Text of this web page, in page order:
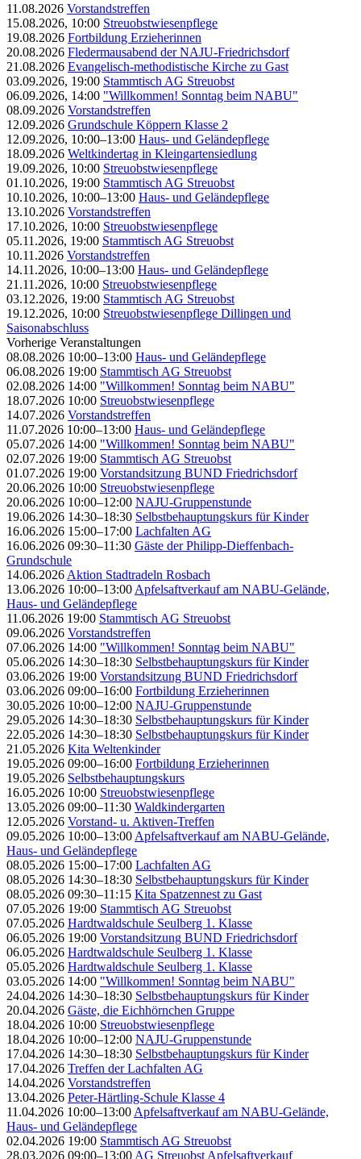
11.08.2026 Vorstandstreffen
15.08.2026, 10:00 Streuobstwiesenpflege
19.08.2026 Fortbildung Erzieherinnen
20.08.2026 Fledermausabend der NAJU-Friedrichsdorf
21.08.2026 Evangelisch-methodistische Kirche zu Gast
03.09.2026, 19:00 Stammtisch AG Streuobst
06.09.2026, 14:00 "Willkommen! Sonntag beim NABU"
08.09.2026 Vorstandstreffen
12.09.2026 Grundschule Köppern Klasse 2
12.09.2026, 10:00–13:00 Haus- und Geländepflege
18.09.2026 Weltkindertag in Kleingartensiedlung
19.09.2026, 10:00 Streuobstwiesenpflege
01.10.2026, 19:00 Stammtisch AG Streuobst
10.10.2026, 10:00–13:00 Haus- und Geländepflege
13.10.2026 Vorstandstreffen
17.10.2026, 10:00 Streuobstwiesenpflege
05.11.2026, 19:00 Stammtisch AG Streuobst
10.11.2026 Vorstandstreffen
14.11.2026, 10:00–13:00 Haus- und Geländepflege
21.11.2026, 10:00 Streuobstwiesenpflege
03.12.2026, 19:00 Stammtisch AG Streuobst
19.12.2026, 10:00 Streuobstwiesenpflege Dillingen und
Saisonabschluss
Vorherige Veranstaltungen
08.08.2026 10:00–13:00 Haus- und Geländepflege
06.08.2026 19:00 Stammtisch AG Streuobst
02.08.2026 14:00 "Willkommen! Sonntag beim NABU"
18.07.2026 10:00 Streuobstwiesenpflege
14.07.2026 Vorstandstreffen
11.07.2026 10:00–13:00 Haus- und Geländepflege
05.07.2026 14:00 "Willkommen! Sonntag beim NABU"
02.07.2026 19:00 Stammtisch AG Streuobst
01.07.2026 19:00 Vorstandsitzung BUND Friedrichsdorf
20.06.2026 10:00 Streuobstwiesenpflege
20.06.2026 10:00–12:00 NAJU-Gruppenstunde
19.06.2026 14:30–18:30 Selbstbehauptungskurs für Kinder
16.06.2026 15:00–17:00 Lachfalten AG
16.06.2026 09:30–11:30 Gäste der Philipp-Dieffenbach-
Grundschule
14.06.2026 Aktion Stadtradeln Rosbach
13.06.2026 10:00–13:00 Apfelsaftverkauf am NABU-Gelände,
Haus- und Geländepflege
11.06.2026 19:00 Stammtisch AG Streuobst
09.06.2026 Vorstandstreffen
07.06.2026 14:00 "Willkommen! Sonntag beim NABU"
05.06.2026 14:30–18:30 Selbstbehauptungskurs für Kinder
03.06.2026 19:00 Vorstandsitzung BUND Friedrichsdorf
03.06.2026 09:00–16:00 Fortbildung Erzieherinnen
30.05.2026 10:00–12:00 NAJU-Gruppenstunde
29.05.2026 14:30–18:30 Selbstbehauptungskurs für Kinder
22.05.2026 14:30–18:30 Selbstbehauptungskurs für Kinder
21.05.2026 Kita Weltenkinder
19.05.2026 09:00–16:00 Fortbildung Erzieherinnen
19.05.2026 Selbstbehauptungskurs
16.05.2026 10:00 Streuobstwiesenpflege
13.05.2026 09:00–11:30 Waldkindergarten
12.05.2026 Vorstand- u. Aktiven-Treffen
09.05.2026 10:00–13:00 Apfelsaftverkauf am NABU-Gelände,
Haus- und Geländepflege
08.05.2026 15:00–17:00 Lachfalten AG
08.05.2026 14:30–18:30 Selbstbehauptungskurs für Kinder
08.05.2026 09:30–11:15 Kita Spatzennest zu Gast
07.05.2026 19:00 Stammtisch AG Streuobst
07.05.2026 Hardtwaldschule Seulberg 1. Klasse
06.05.2026 19:00 Vorstandsitzung BUND Friedrichsdorf
06.05.2026 Hardtwaldschule Seulberg 1. Klasse
05.05.2026 Hardtwaldschule Seulberg 1. Klasse
03.05.2026 14:00 "Willkommen! Sonntag beim NABU"
24.04.2026 14:30–18:30 Selbstbehauptungskurs für Kinder
20.04.2026 Gäste, die Eichhörnchen Gruppe
18.04.2026 10:00 Streuobstwiesenpflege
18.04.2026 10:00–12:00 NAJU-Gruppenstunde
17.04.2026 14:30–18:30 Selbstbehauptungskurs für Kinder
17.04.2026 Treffen der Lachfalten AG
14.04.2026 Vorstandstreffen
13.04.2026 Peter-Härtling-Schule Klasse 4
11.04.2026 10:00–13:00 Apfelsaftverkauf am NABU-Gelände,
Haus- und Geländepflege
02.04.2026 19:00 Stammtisch AG Streuobst
28.03.2026 09:00–13:00 AG Streuobst Apfelsaftverkauf